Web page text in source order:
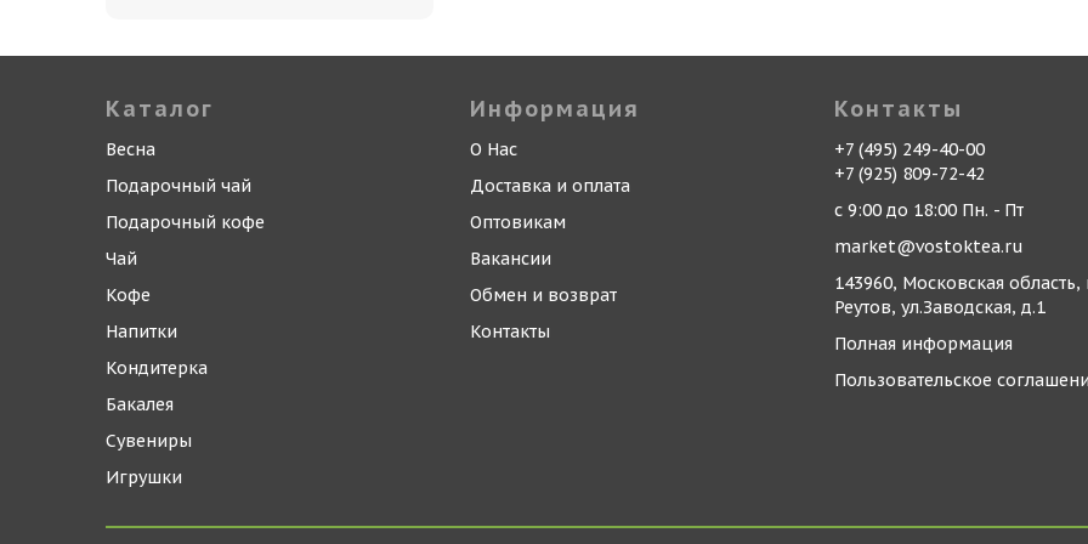
Каталог
Весна
Подарочный чай
Подарочный кофе
Чай
Кофе
Напитки
Кондитерка
Бакалея
Сувениры
Игрушки
Информация
О Нас
Доставка и оплата
Оптовикам
Вакансии
Обмен и возврат
Контакты
Контакты
+7 (495) 249-40-00
+7 (925) 809-72-42
с 9:00 до 18:00 Пн. - Пт
market@vostoktea.ru
143960, Московская область,
Реутов, ул.Заводская, д.1
Полная информация
Пользовательское